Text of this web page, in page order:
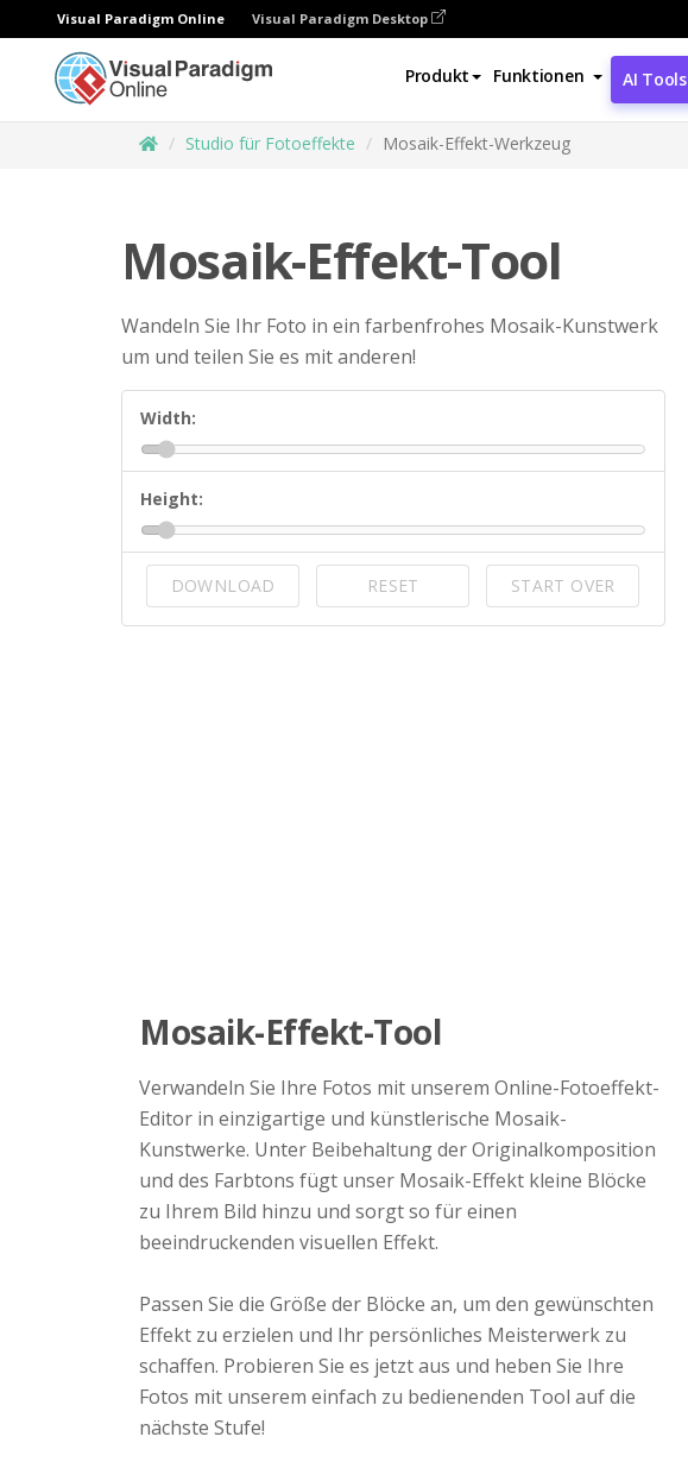
Visual Paradigm Online Visual Paradigm Desktop
Produkt Funktionen AI Tools
Studio für Fotoeffekte Mosaik-Effekt-Werkzeug
Mosaik-Effekt-Tool
Wandeln Sie Ihr Foto in ein farbenfrohes Mosaik-Kunstwerk
um und teilen Sie es mit anderen!
Width:
Height:
DOWNLOAD RESET START OVER
Mosaik-Effekt-Tool
Verwandeln Sie Ihre Fotos mit unserem Online-Fotoeffekt-
Editor in einzigartige und künstlerische Mosaik-
Kunstwerke. Unter Beibehaltung der Originalkomposition
und des Farbtons fügt unser Mosaik-Effekt kleine Blöcke
zu Ihrem Bild hinzu und sorgt so für einen
beeindruckenden visuellen Effekt.
Passen Sie die Größe der Blöcke an, um den gewünschten
Effekt zu erzielen und Ihr persönliches Meisterwerk zu
schaffen. Probieren Sie es jetzt aus und heben Sie Ihre
Fotos mit unserem einfach zu bedienenden Tool auf die
nächste Stufe!